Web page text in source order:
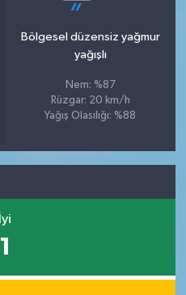
Bölgesel düzensiz yağmur
yağışlı
Nem: %87
Rüzgar: 20 km/h
Yağış Olasılığı: %88
İyi
1